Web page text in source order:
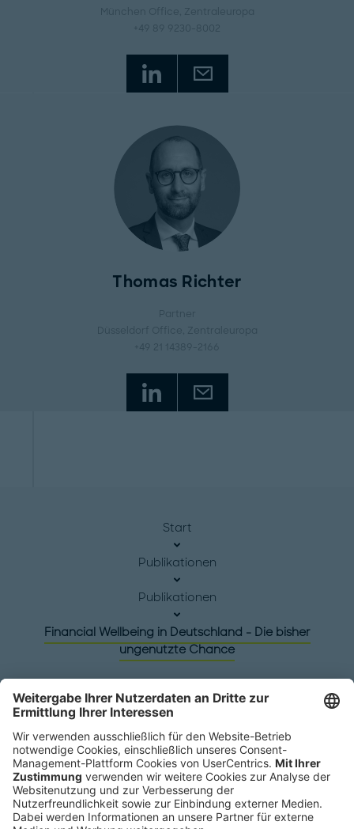
München Office
, Zentraleuropa
+49 89 9230-8002
Thomas Richter
Partner
Düsseldorf Office
, Zentraleuropa
+49 21 14389-2166
Start
Publikationen
Publikationen
Financial Wellbeing in Deutschland - Die bisher
ungenutzte Chance
Hauptsitz
Roland Berger GmbH
Sederanger 1
80538 München
Deutschland